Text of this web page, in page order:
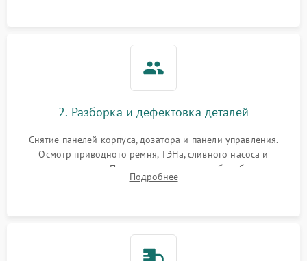
2. Разборка и дефектовка деталей
Снятие панелей корпуса, дозатора и панели управления.
Осмотр приводного ремня, ТЭНа, сливного насоса и
амортизаторов. Проверка подшипников барабана и
крестовины на износ, а манжеты люка на разрывы.
Подробнее